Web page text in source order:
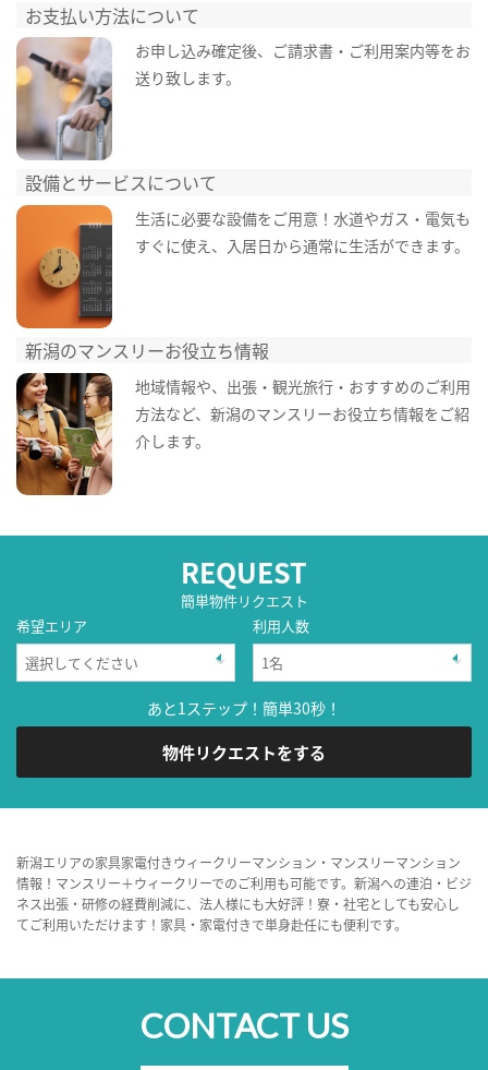
お支払い方法について
お申し込み確定後、ご請求書・ご利用案内等をお
送り致します。
設備とサービスについて
生活に必要な設備をご用意！水道やガス・電気も
すぐに使え、入居日から通常に生活ができます。
新潟のマンスリーお役立ち情報
地域情報や、出張・観光旅行・おすすめのご利用
方法など、新潟のマンスリーお役立ち情報をご紹
介します。
REQUEST
簡単物件リクエスト
希望エリア
利用人数
あと1ステップ！簡単30秒！
物件リクエストをする
新潟エリアの家具家電付きウィークリーマンション・マンスリーマンション
情報！マンスリー＋ウィークリーでのご利用も可能です。新潟への連泊・ビジ
ネス出張・研修の経費削減に、法人様にも大好評！寮・社宅としても安心し
てご利用いただけます！家具・家電付きで単身赴任にも便利です。
CONTACT US